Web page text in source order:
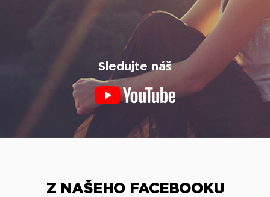
Sledujte náš
Z NAŠEHO FACEBOOKU